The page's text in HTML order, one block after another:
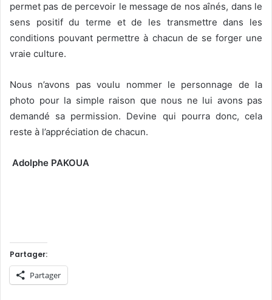
permet pas de percevoir le message de nos aînés, dans le
sens positif du terme et de les transmettre dans les
conditions pouvant permettre à chacun de se forger une
vraie culture.
Nous n’avons pas voulu nommer le personnage de la
photo pour la simple raison que nous ne lui avons pas
demandé sa permission. Devine qui pourra donc, cela
reste à l’appréciation de chacun.
Adolphe PAKOUA
Partager:
Partager